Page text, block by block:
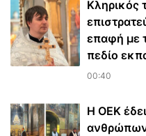
Κληρικός
επαφή με
πεδίο
00:40
Η ΟΕΚ